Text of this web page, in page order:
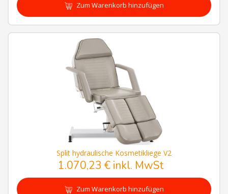
Zum Warenkorb hinzufügen
Split hydraulische Kosmetikliege V2
1.070,23 € inkl. MwSt
Zum Warenkorb hinzufügen